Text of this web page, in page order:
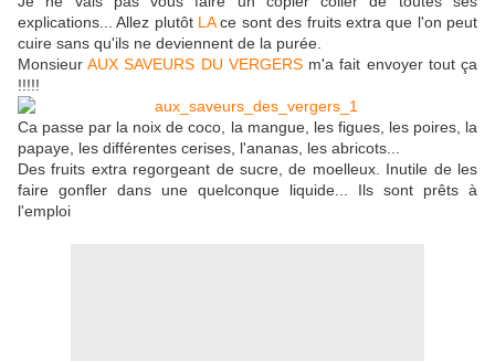
explications... Allez plutôt LAce sont des fruits extra que l'on peut
cuire sans qu'ils ne deviennent de la purée.
MonsieurAUX SAVEURS DU VERGERSm'a fait envoyer tout ça
!!!!!
Ca passe par la noix de coco, la mangue, les figues, les poires, la
papaye, les différentes cerises, l'ananas, les abricots...
Des fruits extra regorgeant de sucre, de moelleux. Inutile de les
faire gonfler dans une quelconque liquide... Ils sont prêts à
l'emploi